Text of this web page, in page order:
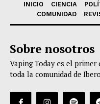
INICIO CIENCIA
COMUNIDAD
Sobre nosotros
Vaping Today es el
toda la comunidad de